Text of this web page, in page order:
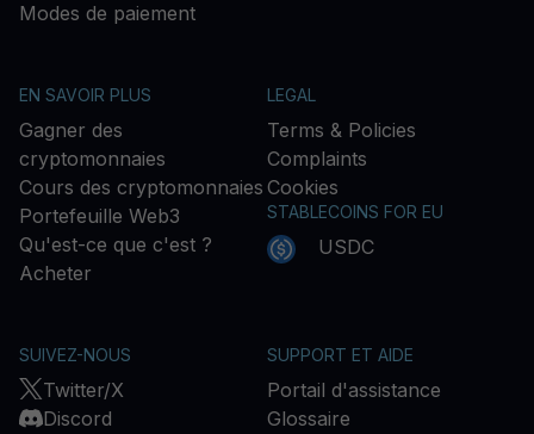
Modes de paiement
EN SAVOIR PLUS
Gagner des
cryptomonnaies
Cours des cryptomonnaies
Portefeuille Web3
Qu'est-ce que c'est ?
Acheter
LEGAL
Terms & Policies
Complaints
Cookies
STABLECOINS FOR EU
USDC
SUIVEZ-NOUS
Twitter/X
Discord
SUPPORT ET AIDE
Portail d'assistance
Glossaire